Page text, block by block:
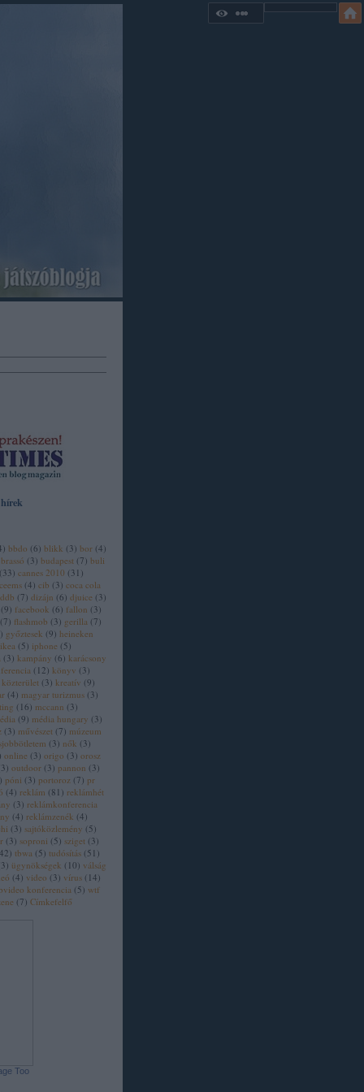
) bbdo (6 ) blikk ( 3 ) bor (4 )
brassó ( 3 ) budapest ( 7 ) buli
( 33 ) cannes 2010 ( 31 )
ceems (4 ) cib ( 3 ) coca cola
ddb ( 7 ) dizájn (6 ) djuice ( 3 )
(9 ) facebook (6 ) fallon ( 3 )
( 7 ) flashmob ( 3 ) gerilla ( 7 )
) győztesek (9 ) heineken
ikea ( 5 ) iphone ( 5 )
( 3 ) kampány (6 ) karácsony
( 12 ) könyv ( 3 )
közterület ( 3 ) kreatív (9 )
(4 ) magyar turizmus ( 3 )
( 16 ) mccann ( 3 )
(9 ) média hungary ( 3 )
( 3 ) művészet ( 7 ) múzeum
( 3 ) nők ( 3 )
online ( 3 ) origo ( 3 ) orosz
3 ) outdoor ( 3 ) pannon ( 3 )
) póni ( 3 ) portoroz ( 7 ) pr
(4 ) reklám ( 81 ) reklámhét
( 3 ) reklámkonferencia
(4 ) reklámzenék (4 )
( 3 ) sajtóközlemény ( 5 )
( 3 ) soproni ( 5 ) sziget ( 3 )
42 ) tbwa ( 5 ) tudósítás ( 51 )
3 ) ügynökségek ( 10 ) válság
(4 ) video ( 3 ) vírus ( 14 )
konferencia ( 5 ) wtf
( 7 ) Címkefelfő
Too